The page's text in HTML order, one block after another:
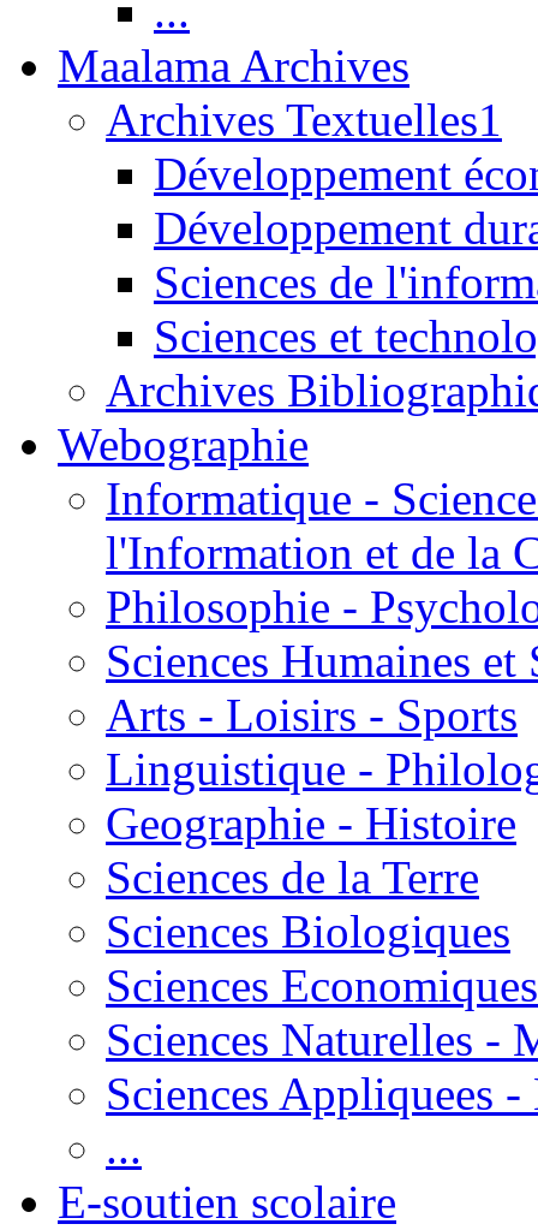
...
Maalama Archives
Archives Textuelles1
Développement
Développement
Sciences de
Sciences et
Archives
Webographie
Informatique -
l'Information et de la
Philosophie -
Sciences Humaines et
Arts - Loisirs - Sports
Linguistique -
Geographie - Histoire
Sciences de la Terre
Sciences Biologiques
Sciences Economiques
Sciences Naturelles -
Sciences Appliquees
...
E-soutien scolaire